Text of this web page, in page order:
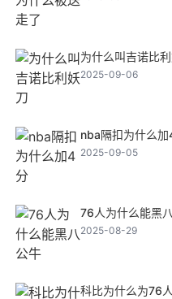
为什么叫吉诺比
2025-09-06
nba隔扣为什么加
2025-09-05
76人为什么能黑
2025-08-29
科比为什么为76